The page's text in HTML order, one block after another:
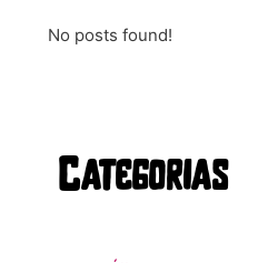
No posts found!
Categorias